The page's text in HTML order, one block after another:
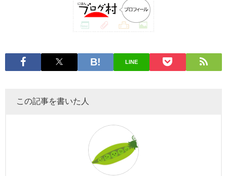
LINE
この記事を書いた人